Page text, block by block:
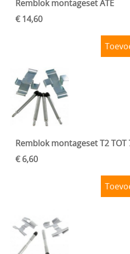
Remblok montageset ATE
€ 14,60
Remblok montageset T2 TOT
€ 6,60